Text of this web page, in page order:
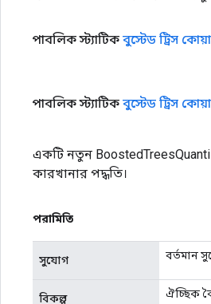
পাবলিক স্ট্যাটিক বুস্টেড ট্রিস
পাবলিক স্ট্যাটিক বুস্টেড ট্রিস
একটি নতুন
কারখানার পদ্ধতি।
পরামিতি
সুযোগ বর্তমান
বিকল্প ঐচ্ছিক